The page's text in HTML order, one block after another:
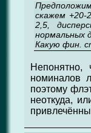
скажем
2,5,
нормальных
Какую фин.
Непонятно,
номиналов
поэтому
неоткуда,